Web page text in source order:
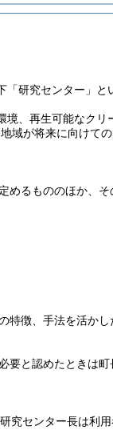
「研究センター」と
境、再生可能なクリ
域が将来に向けて
めるもののほか、
特徴、手法を活か
要と認めたときは
究センター長は利